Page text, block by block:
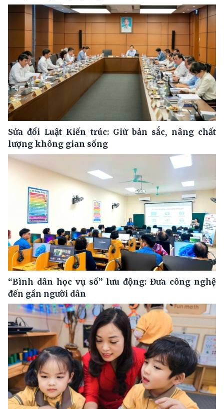
Sửa đổi Luật Kiến trúc: Giữ bản sắc, nâng chất
lượng không gian sống
“Bình dân học vụ số” lưu động: Đưa công nghệ
đến gần người dân